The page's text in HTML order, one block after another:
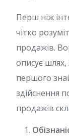
Перш ніж
чітко
продажів.
описує шлях,
першого
здійснення
продажів